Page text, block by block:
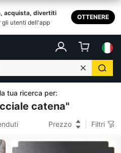
acquista, divertiti
gli utenti dell'app
OTTENERE
tua ricerca per:
catena"
Prezzo Filtri